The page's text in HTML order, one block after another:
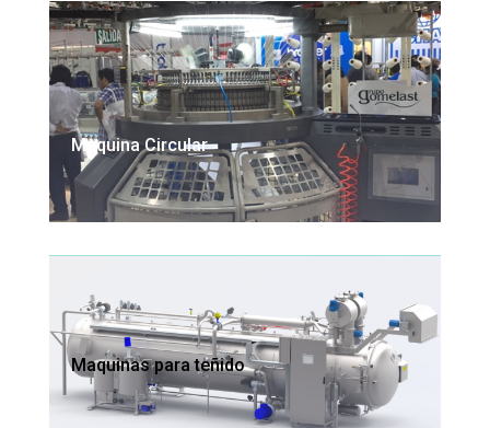
Maquina Circular
Maquinas para teñido